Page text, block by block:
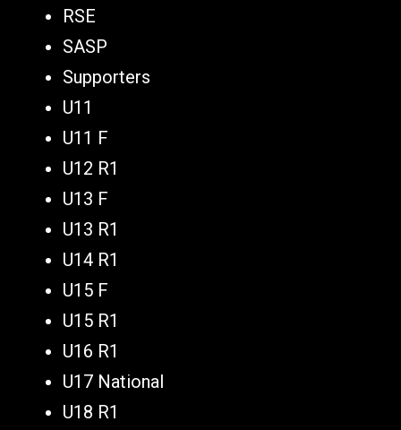
RSE
SASP
Supporters
U11
U11 F
U12 R1
U13 F
U13 R1
U14 R1
U15 F
U15 R1
U16 R1
U17 National
U18 R1